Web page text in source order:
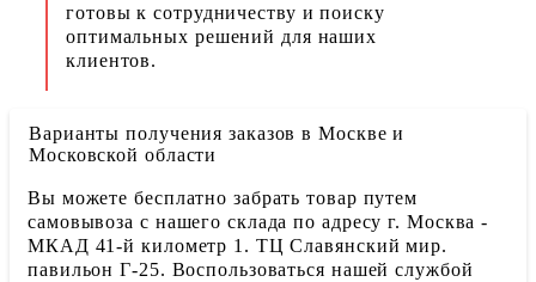
готовы к сотрудничеству и поиску
оптимальных решений для наших
клиентов.
Варианты получения заказов в Москве и
Московской области
Вы можете бесплатно забрать товар путем
самовывоза с нашего склада по адресу г. Москва -
МКАД 41-й километр 1. ТЦ Славянский мир.
павильон Г-25. Воспользоваться нашей службой